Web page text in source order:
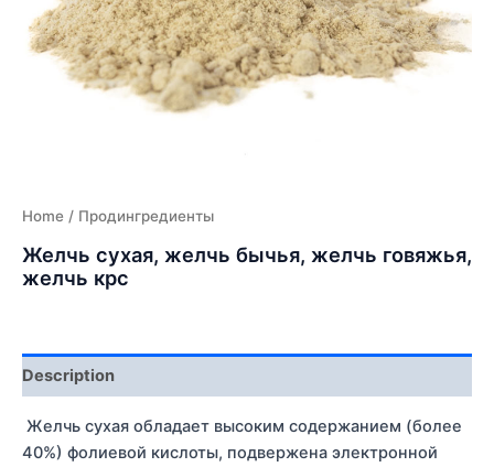
Home / Продингредиенты
Желчь сухая, желчь бычья, желчь говяжья,
желчь крс
Description
Желчь сухая обладает высоким содержанием (более
40%) фолиевой кислоты, подвержена электронной